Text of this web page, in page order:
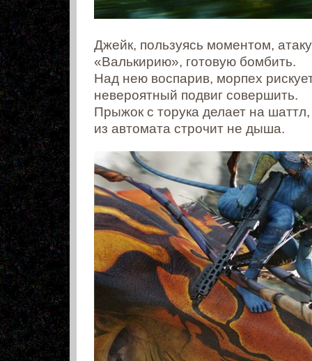
Джейк, пользуясь моментом,
«Валькирию», готовую бомбить.
Над нею воспарив, морпех
невероятный подвиг совершить.
Прыжок с торука делает на шаттл,
из автомата строчит не дыша.